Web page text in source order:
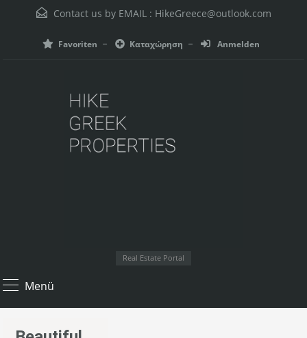
Contact us by EMAIL : HikeGreece@outlook.com
Favoriten Καταχώρηση Anmelden
Real Estate Portal
Menü